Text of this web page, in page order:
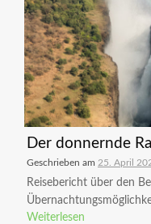
Der donnernde
Geschrieben am 25. April
Reisebericht über den
Weiterlesen